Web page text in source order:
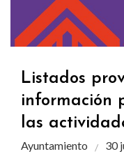
Listados
información
las
Ayuntamiento 30